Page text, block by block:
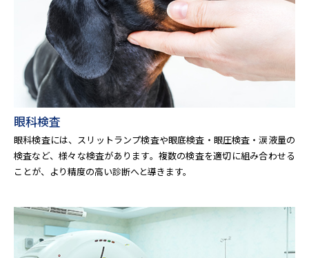
眼科検査
眼科検査には、スリットランプ検査や眼底検査・眼圧検査・涙液量の
検査など、様々な検査があります。複数の検査を適切に組み合わせる
ことが、より精度の高い診断へと導きます。